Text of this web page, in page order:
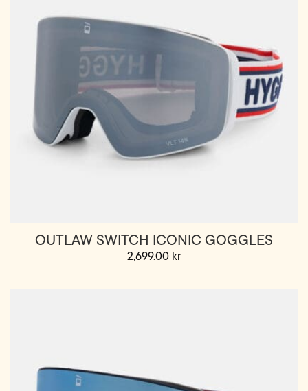
OUTLAW SWITCH ICONIC GOGGLES
2,699.00 kr